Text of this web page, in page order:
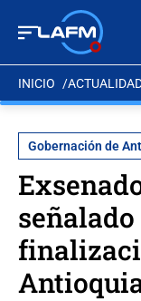
INICIO
Gobernación de